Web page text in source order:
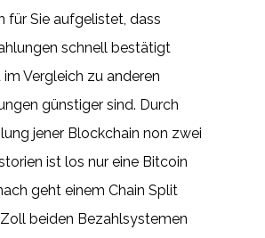
für Sie aufgelistet, dass
schnell bestätigt
Vergleich zu anderen
günstiger sind. Durch
jener Blockchain non zwei
ist los nur eine Bitcoin
geht einem Chain Split
beiden Bezahlsystemen